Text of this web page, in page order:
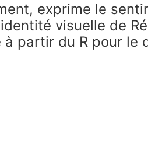
exprime le
visuelle de
partir du R pour